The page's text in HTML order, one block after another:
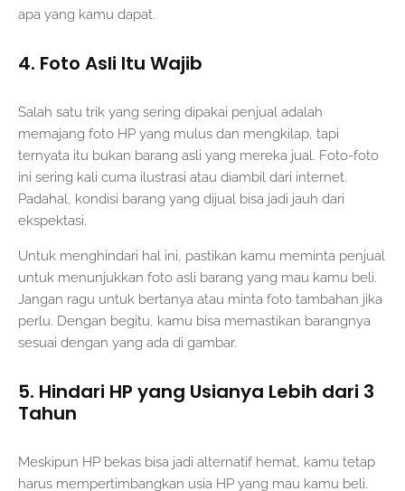
apa yang kamu dapat.
4. Foto Asli Itu Wajib
Salah satu trik yang sering dipakai penjual adalah
memajang foto HP yang mulus dan mengkilap, tapi
ternyata itu bukan barang asli yang mereka jual. Foto-foto
ini sering kali cuma ilustrasi atau diambil dari internet.
Padahal, kondisi barang yang dijual bisa jadi jauh dari
ekspektasi.
Untuk menghindari hal ini, pastikan kamu meminta penjual
untuk menunjukkan foto asli barang yang mau kamu beli.
Jangan ragu untuk bertanya atau minta foto tambahan jika
perlu. Dengan begitu, kamu bisa memastikan barangnya
sesuai dengan yang ada di gambar.
5. Hindari HP yang Usianya Lebih dari 3
Tahun
Meskipun HP bekas bisa jadi alternatif hemat, kamu tetap
harus mempertimbangkan usia HP yang mau kamu beli.